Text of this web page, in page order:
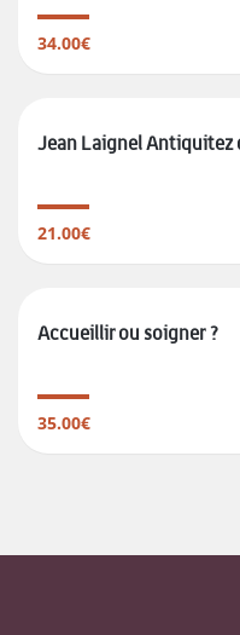
34.00€
Jean Laignel Antiquitez
21.00€
Accueillir ou soigner ?
35.00€